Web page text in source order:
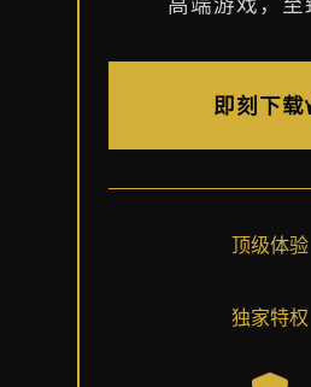
即刻下载
顶级体验
独家特权